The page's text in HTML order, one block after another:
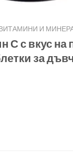
И
С с вкус на
за